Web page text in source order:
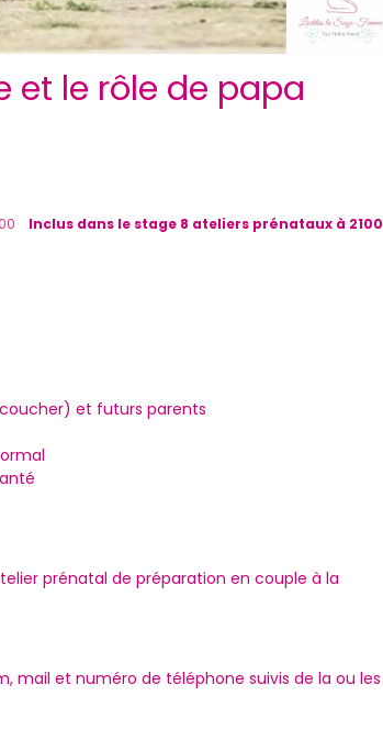
et le rôle de papa
Inclus dans le stage 8 ateliers prénataux à 2100
et futurs parents
prénatal de préparation en couple à la
mail et numéro de téléphone suivis de la ou les